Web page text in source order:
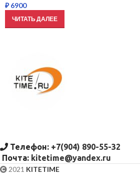
₽6900
ЧИТАТЬ ДАЛЕЕ
Телефон: +7(904) 890-55-32
Почта: kitetime@yandex.ru
2021 KITETIME